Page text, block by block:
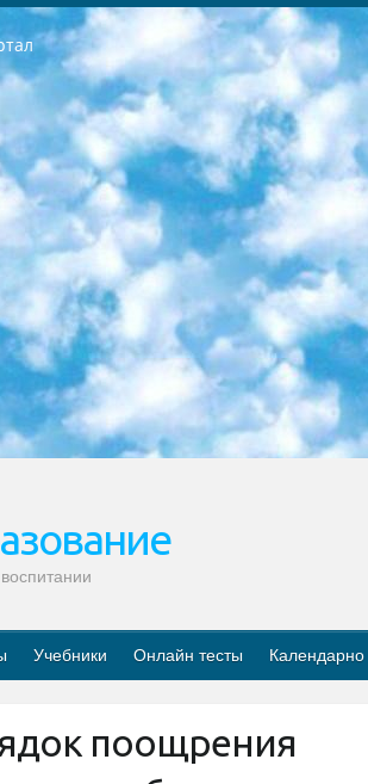
центр для изготовления; варианты экзаменов на основе разработанных контрольных материалов пусть будут поставлены задачи формирования. 3. Республиканский образовательный центр (Ш.Худайкулов) до 5 апреля 2024 года. до: база данных предоставленных экзаменационных материалов на все языки обучения перевод и экспертиза; для слепых, слабовидящих, глухих, слабослышащих и умственно отсталых детей учащиеся выпускных классов специализированных школ и школ-интернатов база данных экзаменационных материалов на всех преподаваемых языках подготовка критериев оценки; специализированные школы для умственно отсталых детей и технологии для учащихся выпускных классов школ-интернатов разработка соответствующих рекомендаций и критериев проведения ЕГЭ по естествознанию давать задания. 4. Педагогический при специализированных образовательных учреждениях. Научно-практический центр навыков и международной оценки (Д.Давидова), Республика образовательный центр (Худайкулов Ш.) итоговый государственный аттестационный экзамен ориентирован на творческое и логическое мышление при подготовке базы материалов учитывать введение заданий. 5. Следует отметить, что: сертификат государственного образца о знании общеобразовательного предмета и как минимум национальный уровень B1 по предметам на иностранных языках, указанным в Приложении 2. или международно признанный сертификат эквивалентного уровня студенты, изучающие определенный предмет, освобождаются от экзамена; по соответствующим предметам запланирована итоговая государственная аттестация за день до дня, путем жеребьевки Рабочей группой (в письменной форме по предметам, проводимым в форме) из числа сформированных вариантов выбрано 2 варианта; 2 выбранных варианта экзамена анонсированы на официальном сайте министерства и все выпускники по всей стране на основе этих вариантов проводит итоговую государственную аттестацию. 6. Государственное образование учащихся средних общеобразовательных учреждений. знания в соответствии с квалификационными требованиями, которые необходимо приобрести на основании стандартов итоговый (выпускной) контроль для 9 и 11 классов в целях тестирования Экзамены (далее – экзамены) состоят из предметов, перечисленных в приложении 1. будет сделано. 7. Экзамены пройдут с 26 мая по 15 июня 2024 г. (кроме науки физического воспитания). 8. Физическая для учащихся 9 классов общесредних образовательных учреждений. Экзамены по предмету «Образование, квалификация медицина» 1-6 мая 2024 года. сотрудники перевести под присмотр (с отклонениями в физическом или умственном развитии) специализированная школа для детей, школы-интернаты и со сколиозом школы-интернаты санаторного типа для больных детей исключены). 9. Он был слепым, слабовидящим и имел нарушения опорно-двигательного аппарата. экзамены в специализированных школах и интернатах для детей должны проводиться исходя из требований, предъявляемых к общеобразовательным учреждениям (физкультура кроме науки). 10. Специализированная школа для глухих и слабослышащих детей. и экзамены в интернатах и быть реализован
Учебники Онлайн тесты
поощрения